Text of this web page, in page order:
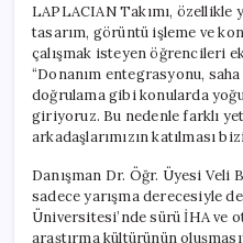
LAPLACIAN Takımı, özellikle
tasarım, görüntü işleme ve
çalışmak isteyen öğrencileri
“Donanım entegrasyonu,
doğrulama gibi konularda
giriyoruz. Bu nedenle farklı
arkadaşlarımızın katılması
Danışman Dr. Öğr. Üyesi Veli
sadece yarışma derecesiyle
Üniversitesi’nde sürü İHA ve
araştırma kültürünün